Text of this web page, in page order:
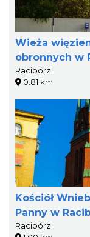
Wieża
obronnych w
Racibórz
0.81 km
Kościół
Panny w
Racibórz